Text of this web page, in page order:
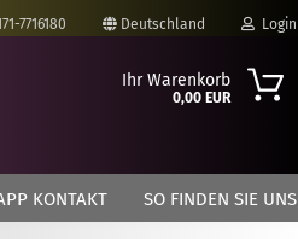
7716180 Deutschland Login
Ihr Warenkorb
0,00 EUR
KONTAKT SO FINDEN SIE UNS